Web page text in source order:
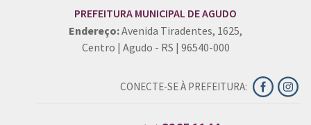
PREFEITURA MUNICIPAL DE AGUDO
Endereço:Avenida Tiradentes, 1625,
Centro | Agudo - RS | 96540-000
CONECTE-SE À PREFEITURA: